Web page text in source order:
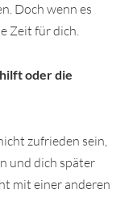
Doch wenn es
Zeit für dich.
oder die
zufrieden sein,
und dich später
mit einer anderen